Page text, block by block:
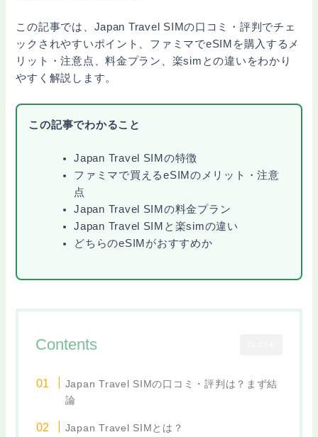
この記事では、Japan Travel SIMの口コミ・評判でチェ
ックされやすいポイント、ファミマでeSIMを購入するメ
リット・注意点、料金プラン、楽simとの違いをわかり
やすく解説します。
この記事でわかること
Japan Travel SIMの特徴
ファミマで買えるeSIMのメリット・注意
点
Japan Travel SIMの料金プラン
Japan Travel SIMと楽simの違い
どちらのeSIMがおすすめか
Contents
Japan Travel SIMの口コミ・評判は？まず結
論
Japan Travel SIMとは？